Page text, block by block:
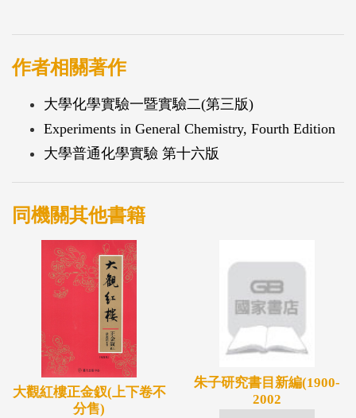
編輯並顧及實驗室的安全、宣導環保的概念，廢棄物
的再利用，並回收有用的物資。是一本完整且編輯符
作者相關著作
大學化學實驗一暨實驗二(第三版)
Experiments in General Chemistry, Fourth Edition
大學普通化學實驗 第十六版
同機關其他書籍
大觀紅樓正金釵(上下卷不
分售)
朱子研究書目新編(1900-
2002